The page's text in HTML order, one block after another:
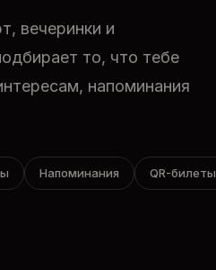
вечеринки и
то, что тебе
напоминания
Напоминания QR-билеты